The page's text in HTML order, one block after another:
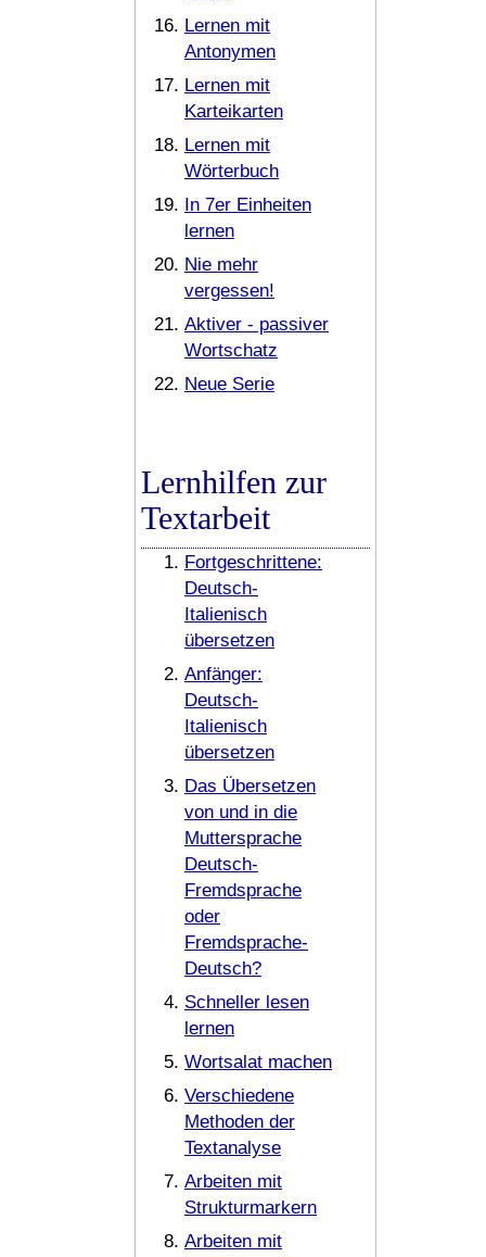
Lernen mit
Antonymen
Lernen mit
Karteikarten
Lernen mit
Wörterbuch
In 7er Einheiten
lernen
Nie mehr
vergessen!
Aktiver - passiver
Wortschatz
Neue Serie
Lernhilfen zur
Textarbeit
Fortgeschrittene:
Deutsch-
Italienisch
übersetzen
Anfänger:
Deutsch-
Italienisch
übersetzen
Das Übersetzen
von und in die
Muttersprache
Deutsch-
Fremdsprache
oder
Fremdsprache-
Deutsch?
Schneller lesen
lernen
Wortsalat machen
Verschiedene
Methoden der
Textanalyse
Arbeiten mit
Strukturmarkern
Arbeiten mit